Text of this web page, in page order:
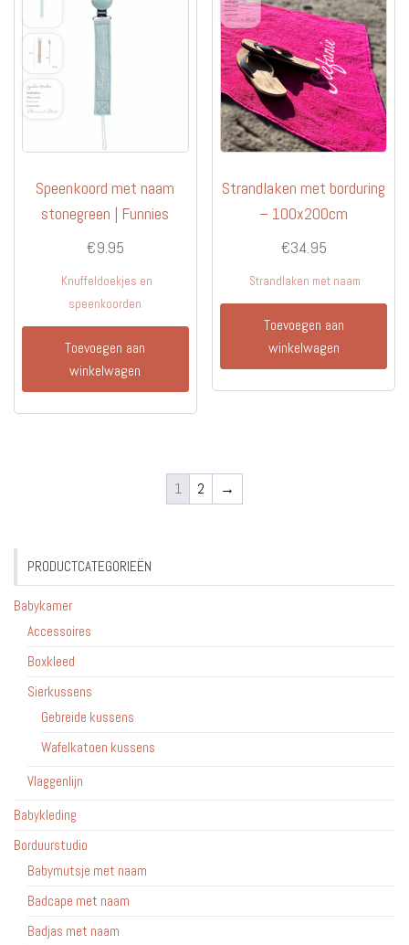
Speenkoord met naam
stonegreen | Funnies
€9.95
Knuffeldoekjes en
speenkoorden
Toevoegen aan
winkelwagen
Strandlaken met borduring
– 100x200cm
€34.95
Strandlaken met naam
Toevoegen aan
winkelwagen
1 2 →
PRODUCTCATEGORIEËN
Babykamer
Accessoires
Boxkleed
Sierkussens
Gebreide kussens
Wafelkatoen kussens
Vlaggenlijn
Babykleding
Borduurstudio
Babymutsje met naam
Badcape met naam
Badjas met naam